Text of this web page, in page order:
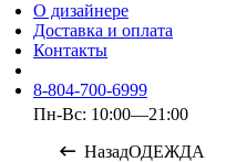
О дизайнере
Доставка и оплата
Контакты
8-804-700-6999
Пн-Вс: 10:00—21:00
НазадОДЕЖДА